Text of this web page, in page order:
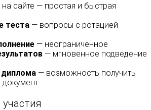
на сайте — простая и быстрая
теста — вопросы с ротацией
— неограниченное
— мгновенное подведение
— возможность получить